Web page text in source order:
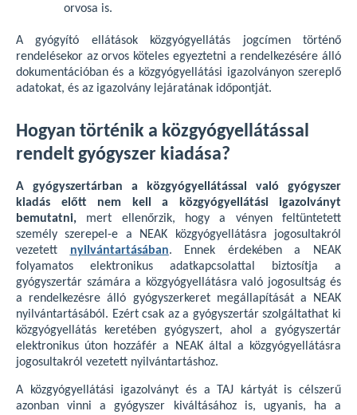
orvosa is.
A gyógyító ellátások közgyógyellátás jogcímen történő
rendelésekor az orvos köteles egyeztetni a rendelkezésére álló
dokumentációban és a közgyógyellátási igazolványon szereplő
adatokat, és az igazolvány lejáratának időpontját.
Hogyan történik a közgyógyellátással
rendelt gyógyszer kiadása?
A gyógyszertárban a közgyógyellátással való gyógyszer
kiadás előtt nem kell a közgyógyellátási igazolványt
bemutatni, mert ellenőrzik, hogy a vényen feltüntetett
személy szerepel-e a NEAK közgyógyellátásra jogosultakról
vezetett nyilvántartásában. Ennek érdekében a NEAK
folyamatos elektronikus adatkapcsolattal biztosítja a
gyógyszertár számára a közgyógyellátásra való jogosultság és
a rendelkezésre álló gyógyszerkeret megállapítását a NEAK
nyilvántartásából. Ezért csak az a gyógyszertár szolgáltathat ki
közgyógyellátás keretében gyógyszert, ahol a gyógyszertár
elektronikus úton hozzáfér a NEAK által a közgyógyellátásra
jogosultakról vezetett nyilvántartáshoz.
A közgyógyellátási igazolványt és a TAJ kártyát is célszerű
azonban vinni a gyógyszer kiváltásához is, ugyanis, ha a